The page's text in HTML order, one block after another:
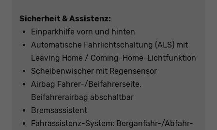
Sicherheit & Assistenz:
Einparkhilfe vorn und hinten
Automatische Fahrlichtschaltung (ALS) mit
Leaving Home / Coming-Home-Lichtfunktion
Scheibenwischer mit Regensensor
Airbag Fahrer-/Beifahrerseite,
Beifahrerairbag abschaltbar
Bremsassistent
Fahrassistenz-System: Berganfahr-/Abfahr-